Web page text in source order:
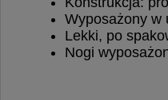
Wyposażony w
Lekki, po
Nogi